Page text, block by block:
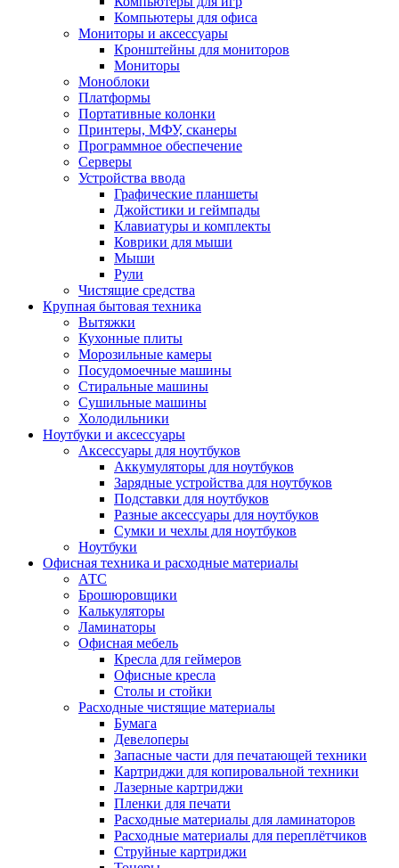
Компьютеры для офиса
Мониторы и аксессуары
Кронштейны для мониторов
Мониторы
Моноблоки
Платформы
Портативные колонки
Принтеры, МФУ, сканеры
Программное обеспечение
Серверы
Устройства ввода
Графические планшеты
Джойстики и геймпады
Клавиатуры и комплекты
Коврики для мыши
Мыши
Рули
Чистящие средства
Крупная бытовая техника
Вытяжки
Кухонные плиты
Морозильные камеры
Посудомоечные машины
Стиральные машины
Сушильные машины
Холодильники
Ноутбуки и аксессуары
Аксессуары для ноутбуков
Аккумуляторы для ноутбуков
Зарядные устройства для ноутбуков
Подставки для ноутбуков
Разные аксессуары для ноутбуков
Сумки и чехлы для ноутбуков
Ноутбуки
Офисная техника и расходные материалы
АТС
Брошюровщики
Калькуляторы
Ламинаторы
Офисная мебель
Кресла для геймеров
Офисные кресла
Столы и стойки
Расходные чистящие материалы
Бумага
Девелоперы
Запасные части для печатающей техники
Картриджи для копировальной техники
Лазерные картриджи
Пленки для печати
Расходные материалы для ламинаторов
Расходные материалы для переплётчиков
Струйные картриджи